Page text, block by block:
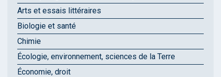
Arts et essais littéraires
Biologie et santé
Chimie
Écologie, environnement, sciences de la Terre
Économie, droit